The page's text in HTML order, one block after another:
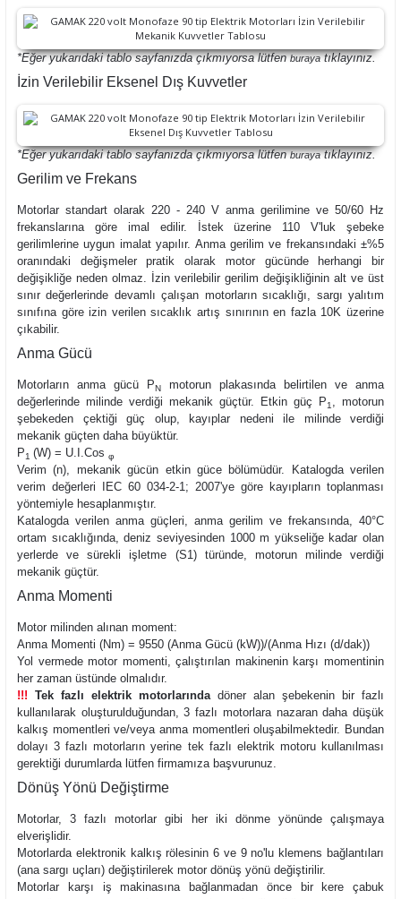
*Eğer yukarıdaki tablo sayfanızda çıkmıyorsa lütfenburayatıklayınız.
İzin Verilebilir Eksenel Dış Kuvvetler
*Eğer yukarıdaki tablo sayfanızda çıkmıyorsa lütfenburayatıklayınız.
Gerilim ve Frekans
Motorlar standart olarak 220 - 240 V anma gerilimine ve 50/60 Hz
frekanslarına göre imal edilir. İstek üzerine 110 V'luk şebeke
gerilimlerine uygun imalat yapılır. Anma gerilim ve frekansındaki ±%5
oranındaki değişmeler pratik olarak motor gücünde herhangi bir
değişikliğe neden olmaz. İzin verilebilir gerilim değişikliğinin alt ve üst
sınır değerlerinde devamlı çalışan motorların sıcaklığı, sargı yalıtım
sınıfına göre izin verilen sıcaklık artış sınırının en fazla 10K üzerine
çıkabilir.
Anma Gücü
Motorların anma gücü PN motorun plakasında belirtilen ve anma
değerlerinde milinde verdiği mekanik güçtür. Etkin güç
P1 , motorun
şebekeden çektiği güç olup, kayıplar nedeni ile milinde verdiği
mekanik güçten daha büyüktür.
P1 (W) = U.I.Cos φ
Verim (n), mekanik gücün etkin güce bölümüdür. Katalogda verilen
verim değerleri IEC 60 034-2-1; 2007'ye göre kayıpların toplanması
yöntemiyle hesaplanmıştır.
Katalogda verilen anma güçleri, anma gerilim ve frekansında, 40°C
ortam sıcaklığında, deniz seviyesinden 1000 m yükseliğe kadar olan
yerlerde ve sürekli işletme (S1) türünde, motorun milinde verdiği
mekanik güçtür.
Anma Momenti
Motor milinden alınan moment:
Anma Momenti (Nm) = 9550 (Anma Gücü (kW))/(Anma Hızı (d/dak))
Yol vermede motor momenti, çalıştırılan makinenin karşı momentinin
her zaman üstünde olmalıdır.
!!! Tek fazlı elektrik motorlarındadöner alan şebekenin bir fazlı
kullanılarak oluşturulduğundan, 3 fazlı motorlara nazaran daha düşük
kalkış momentleri ve/veya anma momentleri oluşabilmektedir. Bundan
dolayı 3 fazlı motorların yerine tek fazlı elektrik motoru kullanılması
gerektiği durumlarda lütfen firmamıza başvurunuz.
Dönüş Yönü Değiştirme
Motorlar, 3 fazlı motorlar gibi her iki dönme yönünde çalışmaya
elverişlidir.
Motorlarda elektronik kalkış rölesinin 6 ve 9 no'lu klemens bağlantıları
(ana sargı uçları) değiştirilerek motor dönüş yönü değiştirilir.
Motorlar karşı iş makinasına bağlanmadan önce bir kere çabuk